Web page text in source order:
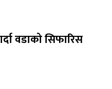
वडाको सिफारिस